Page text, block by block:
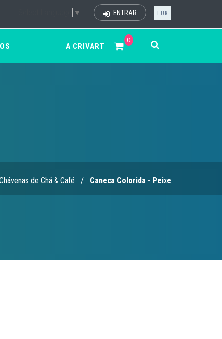
▼ ENTRAR EUR
0
A CRIVART
Chávenas de Chá & Café / Caneca Colorida - Peixe